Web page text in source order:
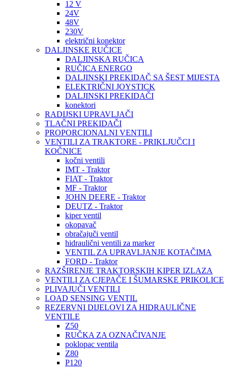
12 V
24V
48V
230V
električni konektor
DALJINSKE RUČICE
DALJINSKA RUČICA
RUČICA ENERGO
DALJINSKI PREKIDAČ SA ŠEST MIJESTA
ELEKTRIČNI JOYSTICK
DALJINSKI PREKIDAČI
konektori
RADIJSKI UPRAVLJAČI
TLAČNI PREKIDAČI
PROPORCIONALNI VENTILI
VENTILI ZA TRAKTORE - PRIKLJUČCI I
KOČNICE
kočni ventili
IMT - Traktor
FIAT - Traktor
MF - Traktor
JOHN DEERE - Traktor
DEUTZ - Traktor
kiper ventil
okopavač
obračajuči ventil
hidraulični ventili za marker
VENTIL ZA UPRAVLJANJE KOTAČIMA
FORD - Traktor
RAZŠIRENJE TRAKTORSKIH KIPER IZLAZA
VENTILI ZA CJEPAČE I ŠUMARSKE PRIKOLICE
PLIVAJUČI VENTILI
LOAD SENSING VENTIL
REZERVNI DIJELOVI ZA HIDRAULIČNE
VENTILE
Z50
RUČKA ZA OZNAČIVANJE
poklopac ventila
Z80
P120